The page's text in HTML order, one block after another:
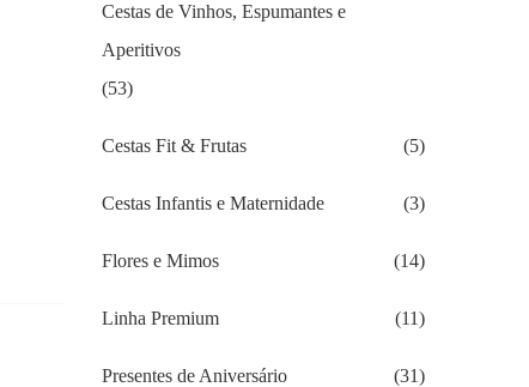
Cestas de Vinhos, Espumantes e
Aperitivos
(53)
Cestas Fit & Frutas (5)
Cestas Infantis e Maternidade (3)
Flores e Mimos (14)
Linha Premium (11)
Presentes de Aniversário (31)